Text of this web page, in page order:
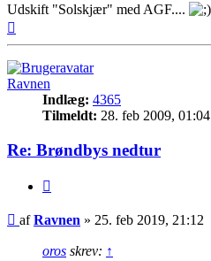
Udskift "Solskjær" med AGF....
Ravnen
Indlæg: 4365
Tilmeldt: 28. feb 2009, 01:04
Re: Brøndbys nedtur
Indlæg
afRavnen » 25. feb 2019, 21:12
oros skrev: ↑